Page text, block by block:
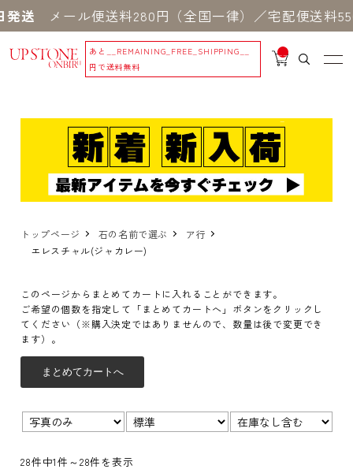
メール便送料280円（全国一律）／宅配便送料550
あと
__REMAINING_FREE_SHIPPING__
円で送料無料
__
IT
_
トップページ 石の名前で選ぶ
ア行
エレスチャル(ジャカレー)
このページからまとめてカートに入れることができます。
ご希望の個数を指定して「まとめてカートへ」ボタンをクリックし
てください（※購入決定ではありませんので、数量は後で変更でき
ます）。
28件中1件～28件を表示